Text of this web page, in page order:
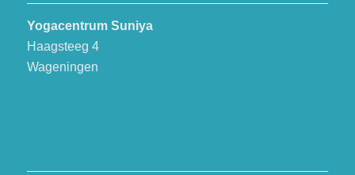
Yogacentrum Suniya
Haagsteeg 4
Wageningen